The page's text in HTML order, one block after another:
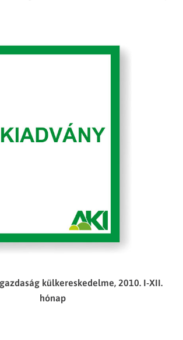
külkereskedelme, 2010. I-XII.
hónap